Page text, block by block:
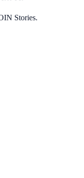
Stories.